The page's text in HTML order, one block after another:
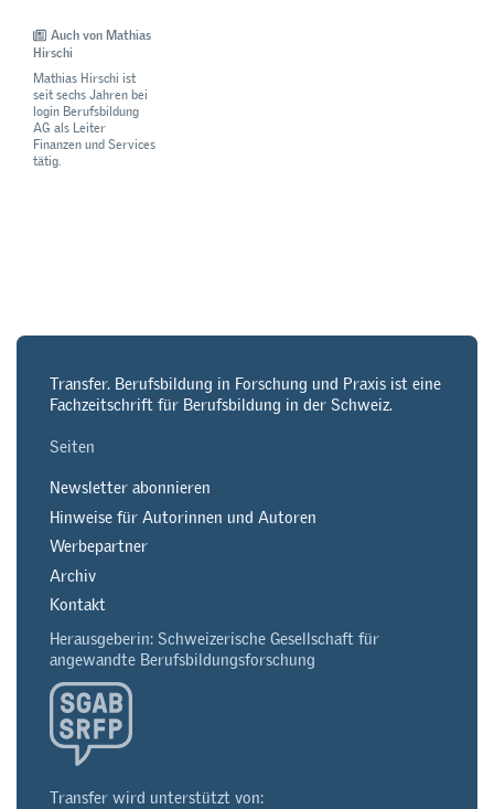
Auch von Mathias
Hirschi
Mathias Hirschi ist
seit sechs Jahren bei
login Berufsbildung
AG als Leiter
Finanzen und Services
tätig.
Transfer. Berufsbildung in Forschung und Praxis ist eine
Fachzeitschrift für Berufsbildung in der Schweiz.
Seiten
Newsletter abonnieren
Hinweise für Autorinnen und Autoren
Werbepartner
Archiv
Kontakt
Herausgeberin: Schweizerische Gesellschaft für
angewandte Berufsbildungsforschung
Transfer wird unterstützt von: